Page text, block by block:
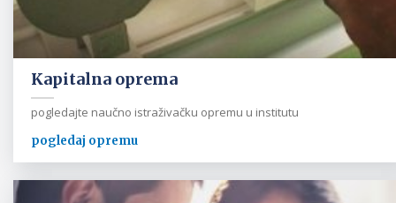
Kapitalna oprema
pogledajte naučno istraživačku opremu u institutu
pogledaj opremu